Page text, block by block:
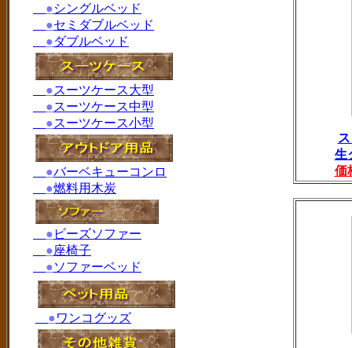
生
価
●シングルベッド
●セミダブルベッド
●ダブルベッド
●スーツケース大型
●スーツケース中型
●スーツケース小型
●バーベキューコンロ
●燃料用木炭
● ビーズソファー
●座椅子
●ソファーベッド
●ワンコグッズ